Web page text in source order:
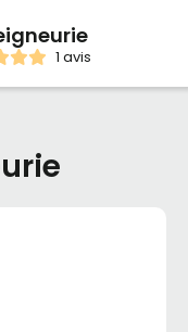
1 avis